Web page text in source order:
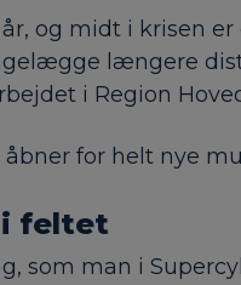
og midt i krisen
længere
i Region
for helt nye
i feltet
som man i